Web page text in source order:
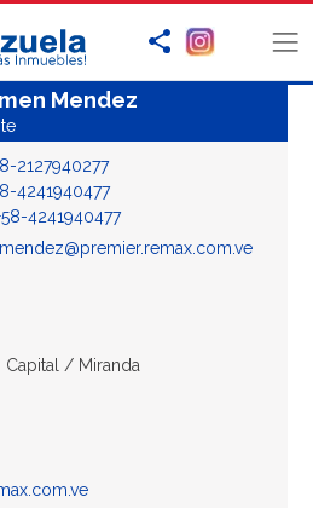
Mendez
2127940277
4241940477
4241940477
Capital / Miranda